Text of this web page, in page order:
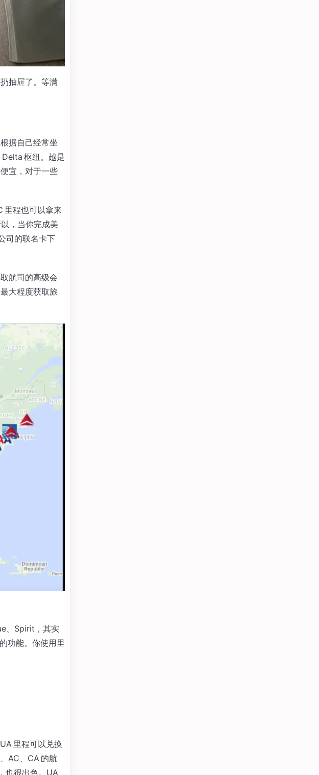
抽屉了。等满
据自己经常坐
Delta 枢纽。越是
宜，对于一些
里程也可以拿来
，当你完成美
司的联名卡下
航司的高级会
大程度获取旅
、Spirit，其实
功能。你使用里
里程可以兑换
AC、CA 的航
也很出色。UA